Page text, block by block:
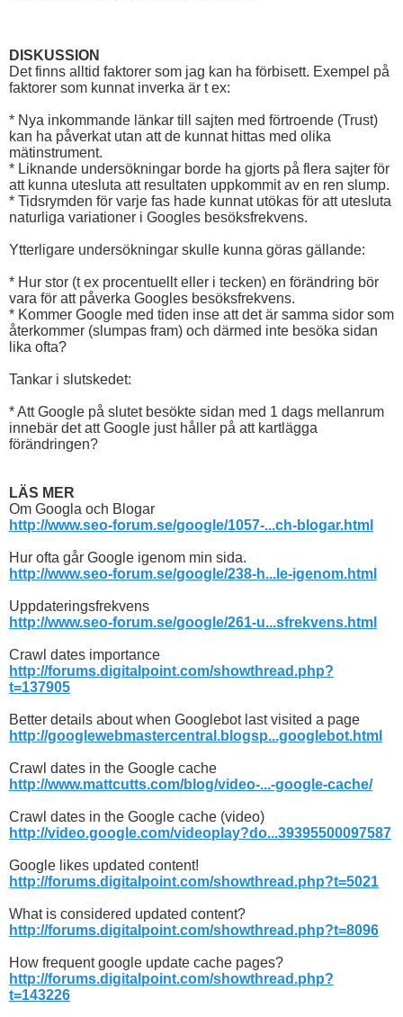
DISKUSSION
Det finns alltid faktorer som jag kan ha förbisett. Exempel på
faktorer som kunnat inverka är t ex:
* Nya inkommande länkar till sajten med förtroende (Trust)
kan ha påverkat utan att de kunnat hittas med olika
mätinstrument.
* Liknande undersökningar borde ha gjorts på flera sajter för
att kunna utesluta att resultaten uppkommit av en ren slump.
* Tidsrymden för varje fas hade kunnat utökas för att utesluta
naturliga variationer i Googles besöksfrekvens.
Ytterligare undersökningar skulle kunna göras gällande:
* Hur stor (t ex procentuellt eller i tecken) en förändring bör
vara för att påverka Googles besöksfrekvens.
* Kommer Google med tiden inse att det är samma sidor som
återkommer (slumpas fram) och därmed inte besöka sidan
lika ofta?
Tankar i slutskedet:
* Att Google på slutet besökte sidan med 1 dags mellanrum
innebär det att Google just håller på att kartlägga
förändringen?
LÄS MER
Om Googla och Blogar
http://www.seo-forum.se/google/1057-...ch-blogar.html
Hur ofta går Google igenom min sida.
http://www.seo-forum.se/google/238-h...le-igenom.html
Uppdateringsfrekvens
http://www.seo-forum.se/google/261-u...sfrekvens.html
Crawl dates importance
http://forums.digitalpoint.com/showthread.php?
t=137905
Better details about when Googlebot last visited a page
http://googlewebmastercentral.blogsp...googlebot.html
Crawl dates in the Google cache
http://www.mattcutts.com/blog/video-...-google-cache/
Crawl dates in the Google cache (video)
http://video.google.com/videoplay?do...39395500097587
Google likes updated content!
http://forums.digitalpoint.com/showthread.php?t=5021
What is considered updated content?
http://forums.digitalpoint.com/showthread.php?t=8096
How frequent google update cache pages?
http://forums.digitalpoint.com/showthread.php?
t=143226